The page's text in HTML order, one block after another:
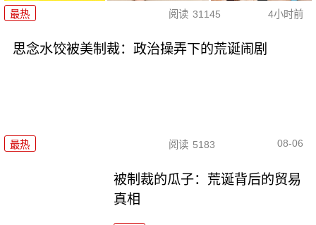
最热 阅读 31145 4小时前
思念水饺被美制裁：政治操弄下的荒诞闹剧
最热 阅读 5183 08-06
被制裁的瓜子：荒诞背后的贸易
真相